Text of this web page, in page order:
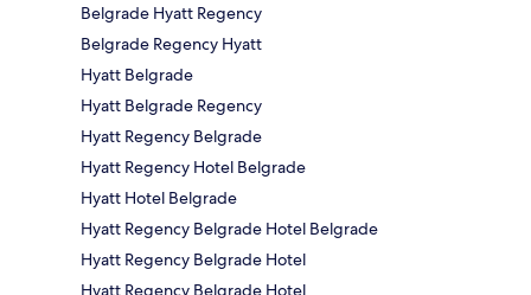
Belgrade Hyatt Regency
Belgrade Regency Hyatt
Hyatt Belgrade
Hyatt Belgrade Regency
Hyatt Regency Belgrade
Hyatt Regency Hotel Belgrade
Hyatt Hotel Belgrade
Hyatt Regency Belgrade Hotel Belgrade
Hyatt Regency Belgrade Hotel
Hyatt Regency Belgrade Hotel